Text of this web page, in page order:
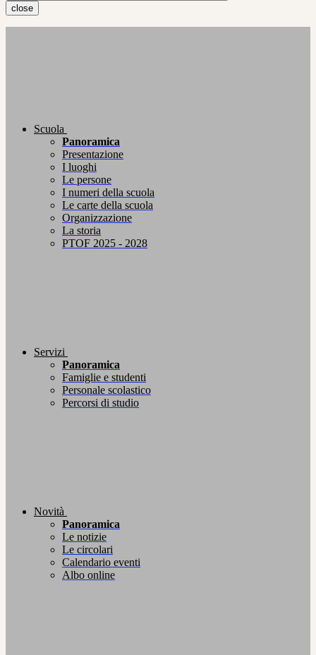
close
Scuola
Panoramica
Presentazione
I luoghi
Le persone
I numeri della scuola
Le carte della scuola
Organizzazione
La storia
PTOF 2025 - 2028
Servizi
Panoramica
Famiglie e studenti
Personale scolastico
Percorsi di studio
Novità
Panoramica
Le notizie
Le circolari
Calendario eventi
Albo online